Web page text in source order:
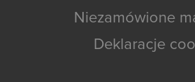
Niezamówione
Deklaracje